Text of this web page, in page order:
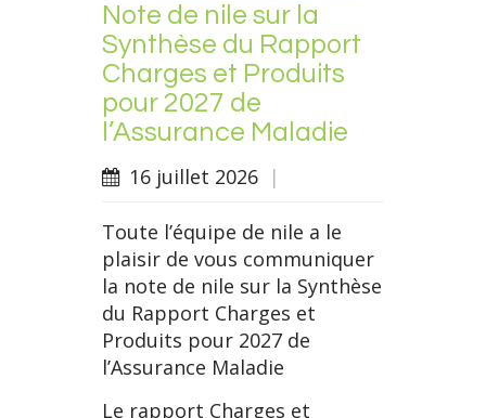
Note de nile sur la
Synthèse du Rapport
Charges et Produits
pour 2027 de
l’Assurance Maladie
16 juillet 2026 |
Toute l’équipe de nile a le
plaisir de vous communiquer
la note de nile sur la Synthèse
du Rapport Charges et
Produits pour 2027 de
l’Assurance Maladie
Le rapport Charges et